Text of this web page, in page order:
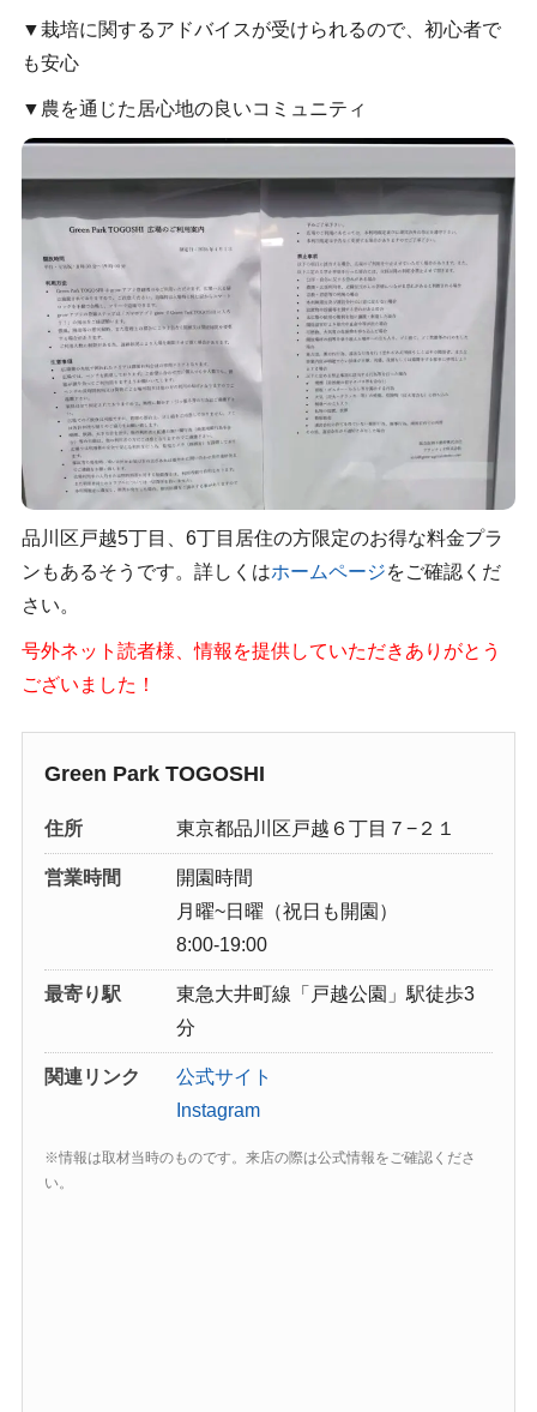
▼栽培に関するアドバイスが受けられるので、初心者で
も安心
▼農を通じた居心地の良いコミュニティ
品川区戸越5丁目、6丁目居住の方限定のお得な料金プラ
ンもあるそうです。詳しくはホームページをご確認くだ
さい。
号外ネット読者様、情報を提供していただきありがとう
ございました！
Green Park TOGOSHI
住所 東京都品川区戸越６丁目７−２１
営業時間
開園時間
月曜~日曜（祝日も開園）
8:00-19:00
最寄り駅
東急大井町線「戸越公園」駅徒歩3
分
関連リンク
公式サイト
Instagram
※情報は取材当時のものです。来店の際は公式情報をご確認くださ
い。